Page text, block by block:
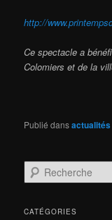
http://
Ce spectacle a
Colomiers et de la
Publié dansactualités
e
h
CATÉGORIES